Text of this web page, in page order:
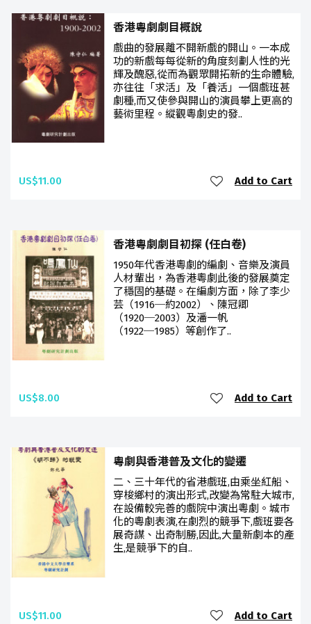
香港粵劇劇目概說
戲曲的發展離不開新戲的開山。一本成
功的新戲每每從新的角度刻劃人性的光
輝及醜惡,從而為觀眾開拓新的生命體驗,
亦往往「求活」及「養活」一個戲班甚
劇種,而又使參與開山的演員攀上更高的
藝術里程。縱觀粵劇史的發..
US$11.00 Add to Cart
香港粵劇劇目初探 (任白卷)
1950年代香港粵劇的編劇、音樂及演員
人材輩出，為香港粵劇此後的發展奠定
了穩固的基礎。在編劇方面，除了李少
芸（1916─約2002）、陳冠卿
（1920─2003）及潘一帆
（1922─1985）等創作了..
US$8.00 Add to Cart
粵劇與香港普及文化的變遷
二、三十年代的省港戲班,由乘坐紅船、
穿梭鄉村的演出形式,改變為常駐大城巿,
在設備較完善的戲院中演出粵劇。城巿
化的粵劇表演,在劇烈的競爭下,戲班要各
展奇謀、出奇制勝,因此,大量新劇本的產
生,是競爭下的自..
US$11.00 Add to Cart